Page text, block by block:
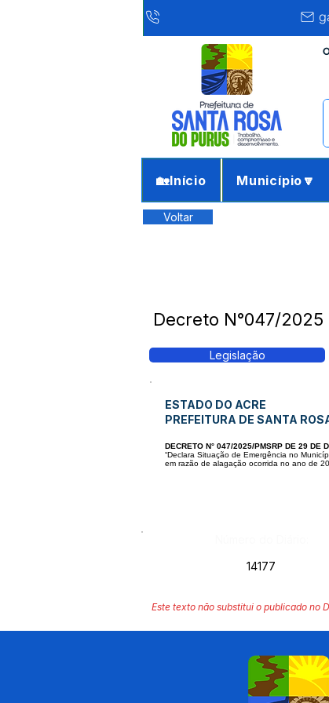
🏡Início Município🔽
Voltar
Decreto N°047/
Legislação
ESTADO DO ACRE
PREFEITURA DE SANTA
DECRETO N° 047/2025/PMSRP DE 29 DE
“Declara Situação de Emergência no
em razão de alagação ocorrida no ano de
14177
Este texto não substitui o publicado no